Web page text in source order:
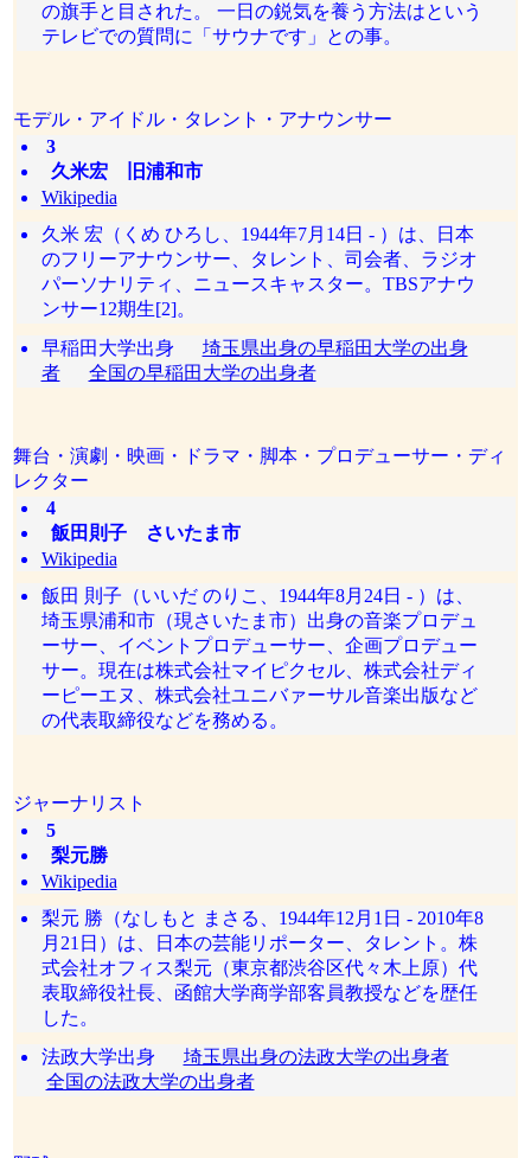
の旗手と目された。 一日の鋭気を養う方法はという
テレビでの質問に「サウナです」との事。
モデル・アイドル・タレント・アナウンサー
3
久米宏 旧浦和市
Wikipedia
久米 宏（くめ ひろし、1944年7月14日 - ）は、日本
のフリーアナウンサー、タレント、司会者、ラジオ
パーソナリティ、ニュースキャスター。TBSアナウ
ンサー12期生[2]。
早稲田大学出身 埼玉県出身の早稲田大学の出身
者
全国の早稲田大学の出身者
舞台・演劇・映画・ドラマ・脚本・プロデューサー・ディ
レクター
4
飯田則子 さいたま市
Wikipedia
飯田 則子（いいだ のりこ、1944年8月24日 - ）は、
埼玉県浦和市（現さいたま市）出身の音楽プロデュ
ーサー、イベントプロデューサー、企画プロデュー
サー。現在は株式会社マイピクセル、株式会社ディ
ーピーエヌ、株式会社ユニバァーサル音楽出版など
の代表取締役などを務める。
ジャーナリスト
5
梨元勝
Wikipedia
梨元 勝（なしもと まさる、1944年12月1日 - 2010年8
月21日）は、日本の芸能リポーター、タレント。株
式会社オフィス梨元（東京都渋谷区代々木上原）代
表取締役社長、函館大学商学部客員教授などを歴任
した。
法政大学出身 埼玉県出身の法政大学の出身者
全国の法政大学の出身者